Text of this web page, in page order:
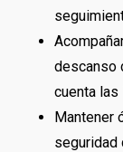
descanso
cuenta las
Mantener
seguridad